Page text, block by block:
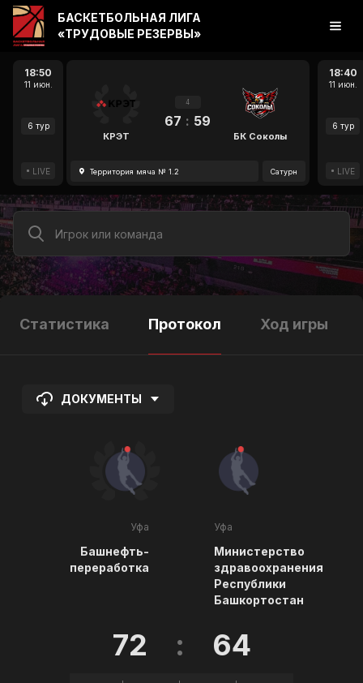
18:50
11 июн.
6 тур
LIVE
КРЭТ
4
67 : 59
БК Соколы
Территория мяча № 1.2 Сатурн
18:40
11 июн.
6 тур
LIVE
БАСКЕТБОЛЬНАЯ ЛИГА
«ТРУДОВЫЕ РЕЗЕРВЫ»
Статистика Протокол Ход игры
ДОКУМЕНТЫ
Уфа
Башнефть-
переработка
72 : 64
Уфа
Министерство
здравоохранения
Республики
Башкортостан